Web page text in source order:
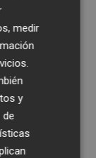
laboral
mayor
términos
medir
y
de